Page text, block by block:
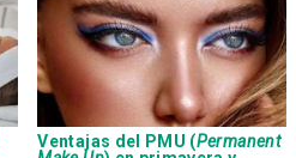
Ventajas del PMU (Permanent